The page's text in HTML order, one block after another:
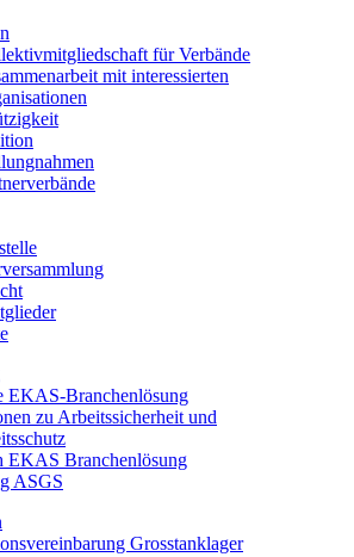
für Verbände
mit interessierten
EKAS-Branchenlösung
zu Arbeitssicherheit und
EKAS Branchenlösung
ASGS
Grosstanklager